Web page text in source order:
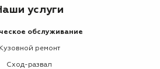
услуги
обслуживание
Кузовной ремонт
Сход-развал